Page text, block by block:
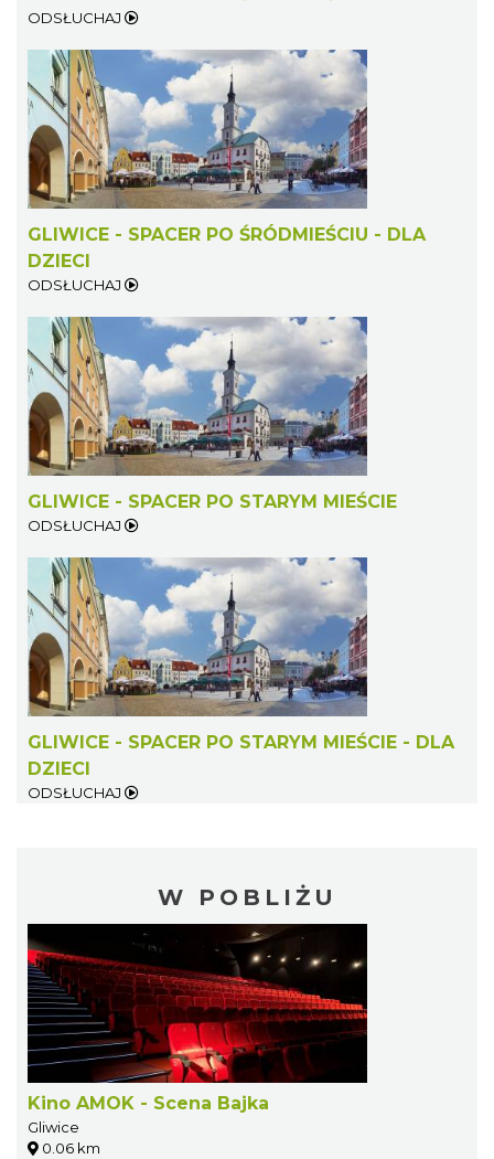
ODSŁUCHAJ
GLIWICE - SPACER PO ŚRÓDMIEŚCIU - DLA
DZIECI
ODSŁUCHAJ
GLIWICE - SPACER PO STARYM MIEŚCIE
ODSŁUCHAJ
GLIWICE - SPACER PO STARYM MIEŚCIE - DLA
DZIECI
ODSŁUCHAJ
W POBLIŻU
Kino AMOK - Scena Bajka
Gliwice
0.06 km